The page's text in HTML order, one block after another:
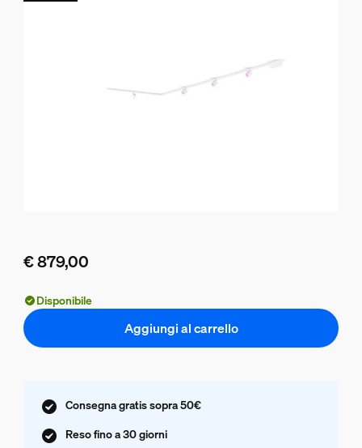
€ 879,00
Disponibile
Aggiungi al carrello
Consegna gratis sopra 50€
Reso fino a 30 giorni